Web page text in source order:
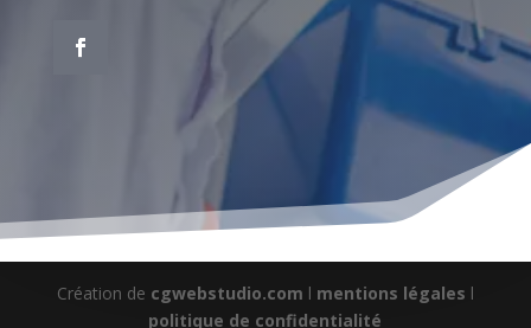
Création de cgwebstudio.com l mentions légales l
politique de confidentialité